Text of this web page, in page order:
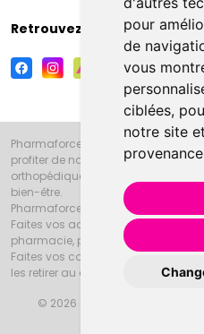
pour
de
vous
ciblées,
notre site
Retrouvez-nous sur vos
Pharmaforce.fr et la Grande
profiter de notre accueil, de nos
orthopédiques, homéopathiques,
bien-être.
Pharmaforce.fr est le site internet
Faites vos achats en ligne grâce à
pharmacie, parapharmacie,
Faites vos courses de pharmacie
les retirer au drive ou vous les faire
© 2026 Grande Pharmacie